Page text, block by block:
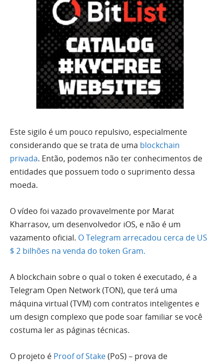
Este sigilo é um pouco repulsivo, especialmente
considerando que se trata de uma blockchain
privada. Então, podemos não ter conhecimentos de
entidades que possuem todo o suprimento dessa
moeda.
O vídeo foi vazado provavelmente por Marat
Kharrasov, um desenvolvedor iOS, e não é um
vazamento oficial. O Telegram arrecadou cerca de US
$ 2 bilhões na venda do token Gram.
A blockchain sobre o qual o token é executado, é a
Telegram Open Network (TON), queterá uma
máquina virtual (TVM) com contratos inteligentes e
um design complexo que pode soar familiar se você
costuma ler as páginas técnicas.
O projeto é Proof of Stake(PoS) – prova de